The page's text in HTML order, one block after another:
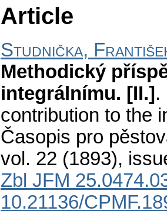
Article
Studnička,
Methodický
integrálnímu. [II.] .
contribution to the
Časopis pro
vol. 22 (1893),
Zbl JFM
10.21136/